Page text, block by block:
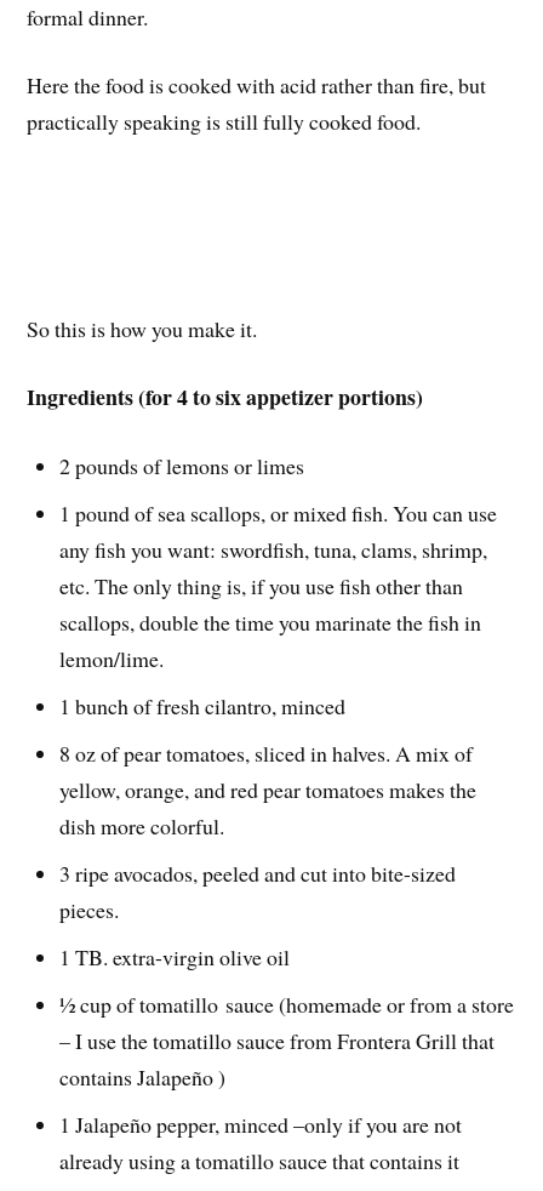
formal dinner.
Here the food is cooked with acid rather than fire, but
practically speaking is still fully cooked food.
So this is how you make it.
Ingredients (for 4 to six appetizer portions)
2 pounds of lemons or limes
1 pound of sea scallops, or mixed fish. You can use
any fish you want: swordfish, tuna, clams, shrimp,
etc. The only thing is, if you use fish other than
scallops, double the time you marinate the fish in
lemon/lime.
1 bunch of fresh cilantro, minced
8 oz of pear tomatoes, sliced in halves. A mix of
yellow, orange, and red pear tomatoes makes the
dish more colorful.
3 ripe avocados, peeled and cut into bite-sized
pieces.
1 TB. extra-virgin olive oil
½ cup of tomatillo sauce (homemade or from a store
– I use the tomatillo sauce from Frontera Grill that
contains Jalapeño )
1 Jalapeño pepper, minced –only if you are not
already using a tomatillo sauce that contains it